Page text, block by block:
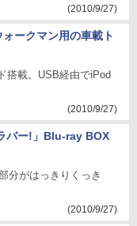
(2010/9/27)
ークマン用の車載ト
搭載。USB経由でiPod
(2010/9/27)
バー!」Blu-ray BOX
分がはっきりくっき
(2010/9/27)